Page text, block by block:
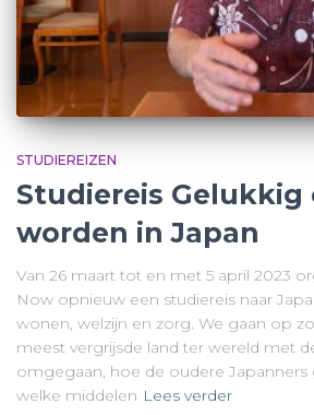
STUDIEREIZEN
Studiereis Gelukkig
worden in Japan
Van 26 maart tot en met 5 april 2023
Now opnieuw een studiereis naar
wonen, welzijn en zorg. We gaan op
meest vergrijsde land ter wereld met
omgegaan, hoe de oudere Japanners
welke middelen Lees verder